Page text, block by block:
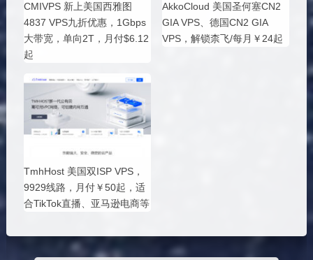
CMIVPS 新上美国西雅图
4837 VPS九折优惠，1Gbps
大带宽，单向2T，月付$6.12
起
AkkoCloud 美国圣何塞CN2
GIA VPS、德国CN2 GIA
VPS，解锁柰飞/每月￥24起
TmhHost 美国双ISP VPS，
9929线路，月付￥50起，适
合TikTok直播、亚马逊电商等